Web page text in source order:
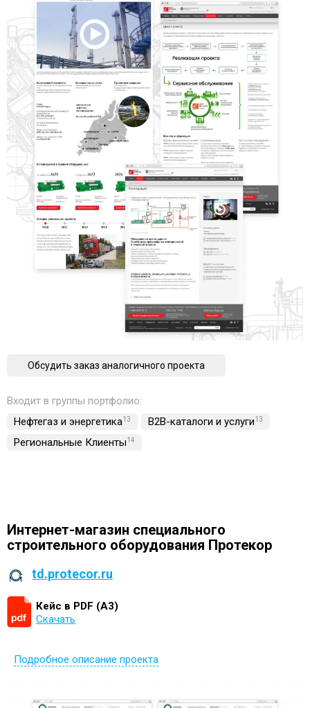
Обсудить заказ аналогичного проекта
Входит в группы портфолио:
Нефтегаз и энергетика13 B2B-каталоги и услуги13
Региональные Клиенты14
Интернет-магазин специального
строительного оборудования Протекор
td.protecor.ru
Кейс в PDF (А3)
Скачать
Подробное описание проекта